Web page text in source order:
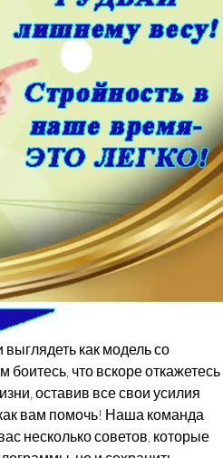
выглядеть как модель со
что вскоре откажетесь
оставив все свои усилия
вам помочь! Наша команда
несколько советов, которые